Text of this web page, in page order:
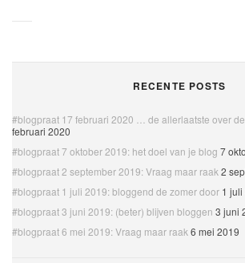
RECENTE POSTS
#blogpraat 17 februari 2020 … de allerlaatste over
februari 2020
#blogpraat 7 oktober 2019: het doel van je blog 7
#blogpraat 2 september 2019: Vraag maar raak 2
#blogpraat 1 juli 2019: bloggend de zomer door 1 juli
#blogpraat 3 juni 2019: (beter) blijven bloggen 3 juni
#blogpraat 6 mei 2019: Vraag maar raak 6 mei 2019